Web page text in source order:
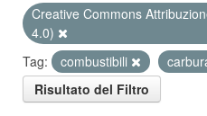
Creative Commons
4.0)
Tag:
combustibili
Risultato del Filtro